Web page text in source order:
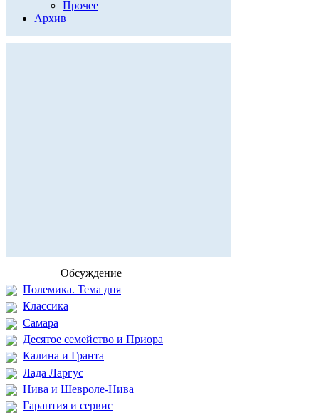
Прочее
Архив
Обсуждение
Полемика. Тема дня
Классика
Самара
Десятое семейство и Приора
Калина и Гранта
Лада Ларгус
Нива и Шевроле-Нива
Гарантия и сервис